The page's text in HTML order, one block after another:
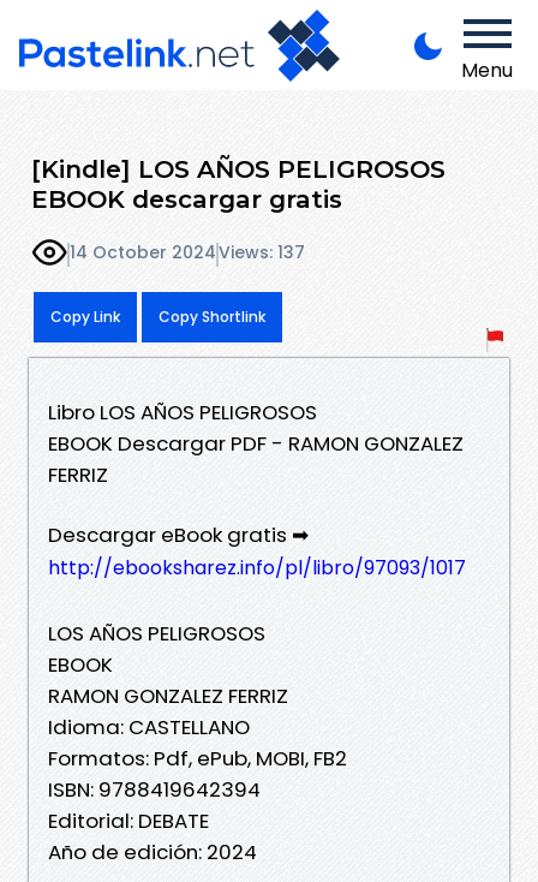
Menu
[Kindle] LOS AÑOS PELIGROSOS
EBOOK descargar gratis
14 October 2024Views: 137
Copy Link Copy Shortlink
Libro LOS AÑOS PELIGROSOS
EBOOK Descargar PDF - RAMON GONZALEZ
FERRIZ
Descargar eBook gratis ➡
http://ebooksharez.info/pl/libro/97093/1017
LOS AÑOS PELIGROSOS
EBOOK
RAMON GONZALEZ FERRIZ
Idioma: CASTELLANO
Formatos: Pdf, ePub, MOBI, FB2
ISBN: 9788419642394
Editorial: DEBATE
Año de edición: 2024